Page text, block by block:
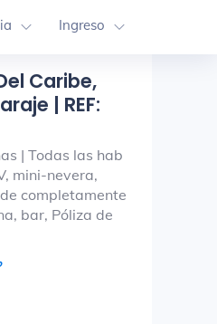
Ingreso
Caribe,
| REF:
| Todas las hab
mini-nevera,
completamente
bar, Póliza de